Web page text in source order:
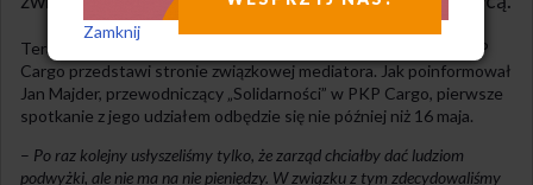
Teraz czas na mediacje. Jak pisze portal pulshr.pl, Do 6 maja PKP
Cargo przedstawi stronie związkowej mediatora. Jak poinformował
Jan Majder, przewodniczący „Solidarności” w PKP Cargo, pierwsze
spotkanie z jego udziałem odbędzie się nie później niż 16 maja.
– Po raz kolejny usłyszeliśmy tylko, że zarząd chciałby dać ludziom
podwyżki, ale nie ma na nie pieniędzy. W związku z tym zdecydowaliśmy
Zamknij